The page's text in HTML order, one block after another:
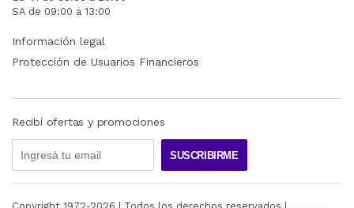
SA de 09:00 a 13:00
Información legal
Protección de Usuarios Financieros
Recibí ofertas y promociones
SUSCRIBIRME